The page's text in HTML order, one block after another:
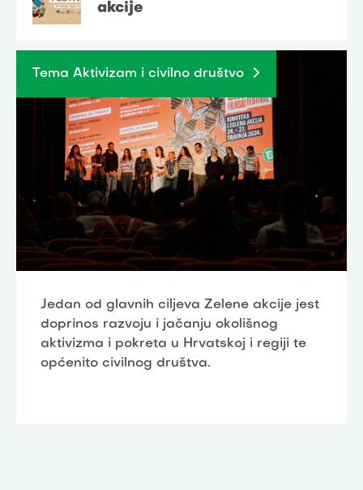
akcije
Tema Aktivizam i civilno društvo
Jedan od glavnih ciljeva Zelene akcije jest
doprinos razvoju i jačanju okolišnog
aktivizma i pokreta u Hrvatskoj i regiji te
općenito civilnog društva.